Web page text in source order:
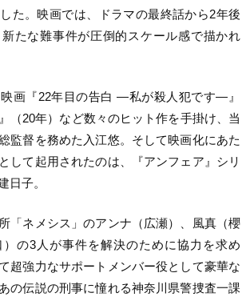
た。映画では、ドラマの最終話から2年後
たな難事件が圧倒的スケール感で描かれ
画『22年目の告白 ―私が殺人犯です―』
（20年）など数々のヒット作を手掛け、当
監督を務めた入江悠。そして映画化にあた
して起用されたのは、『アンフェア』シリ
日子。
「ネメシス」のアンナ（広瀬）、風真（櫻
の3人が事件を解決のために協力を求め
超強力なサポートメンバー役として豪華な
の伝説の刑事に憧れる神奈川県警捜査一課